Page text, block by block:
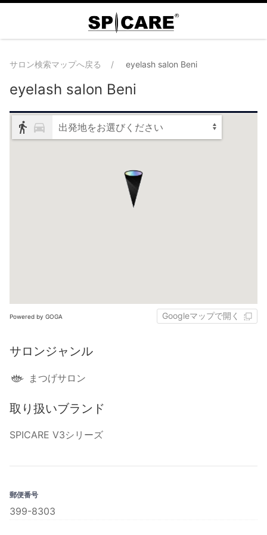
サロン検索マップへ戻る eyelash salon Beni
eyelash salon Beni
出発地をお選びください
Powered by GOGA Googleマップで開く
サロンジャンル
まつげサロン
取り扱いブランド
SPICARE V3シリーズ
郵便番号
399-8303